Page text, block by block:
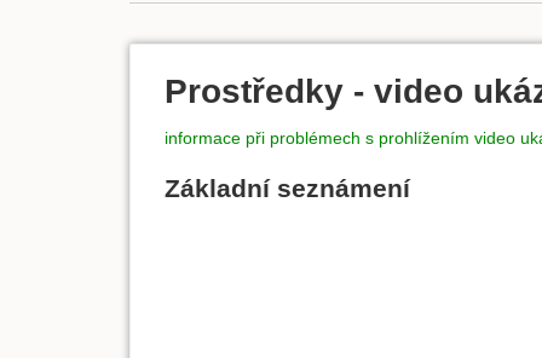
Prostředky - video
informace při problémech s prohlížením video
Základní seznámení